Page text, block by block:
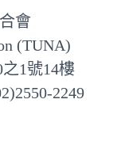
會
(TUNA)
1號14樓
2249